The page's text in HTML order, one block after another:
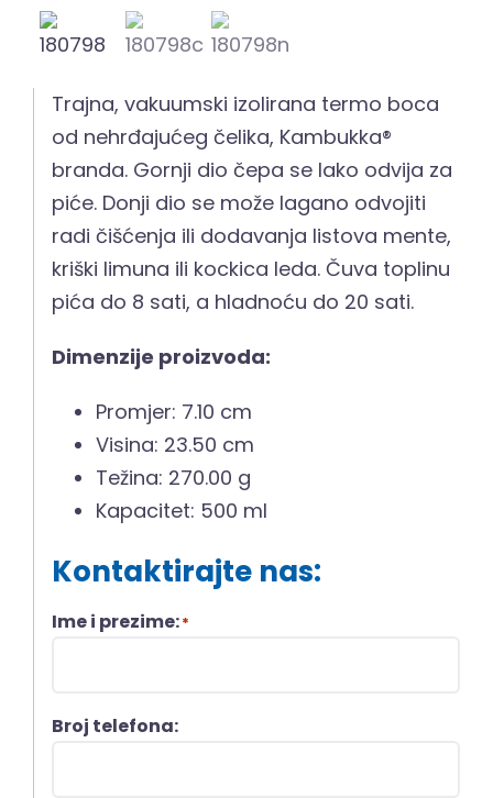
Trajna, vakuumski izolirana termo boca
od nehrđajućeg čelika, Kambukka®
branda. Gornji dio čepa se lako odvija za
piće. Donji dio se može lagano odvojiti
radi čišćenja ili dodavanja listova mente,
kriški limuna ili kockica leda. Čuva toplinu
pića do 8 sati, a hladnoću do 20 sati.
Dimenzije proizvoda:
Promjer: 7.10 cm
Visina: 23.50 cm
Težina: 270.00 g
Kapacitet: 500 ml
Kontaktirajte nas:
Ime i prezime:*
Broj telefona: